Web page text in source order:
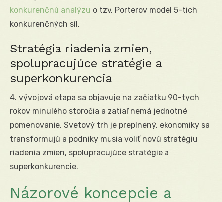
konkurenčnú analýzu o tzv. Porterov model 5-tich
konkurenčných síl.
Stratégia riadenia zmien,
spolupracujúce stratégie a
superkonkurencia
4. vývojová etapa sa objavuje na začiatku 90-tych
rokov minulého storočia a zatiaľ nemá jednotné
pomenovanie. Svetový trh je preplnený, ekonomiky sa
transformujú a podniky musia voliť novú stratégiu
riadenia zmien, spolupracujúce stratégie a
superkonkurencie.
Názorové koncepcie a